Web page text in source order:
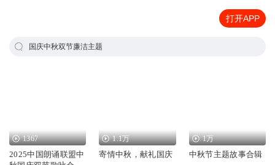
打开APP
国庆中秋双节廉洁主题
1367
2025中国朗诵联盟中
1.1万
寄情中秋，献礼国庆
1万
中秋节主题故事合辑